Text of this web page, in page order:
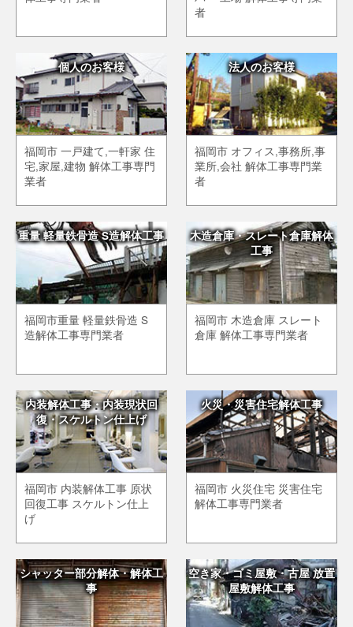
者
個人のお客様
福岡市 一戸建て,一軒家 住
宅,家屋,建物 解体工事専門
業者
法人のお客様
福岡市 オフィス,事務所,事
業所,会社 解体工事専門業
者
重量 軽量鉄骨造 S造解体工事
福岡市重量 軽量鉄骨造 S
造解体工事専門業者
木造倉庫・スレート倉庫解体
工事
福岡市 木造倉庫 スレート
倉庫 解体工事専門業者
内装解体工事・内装現状回
復・スケルトン仕上げ
福岡市 内装解体工事 原状
回復工事 スケルトン仕上
げ
火災・災害住宅解体工事
福岡市 火災住宅 災害住宅
解体工事専門業者
シャッター部分解体・解体工
事
空き家・ゴミ屋敷・古屋 放置
屋敷解体工事